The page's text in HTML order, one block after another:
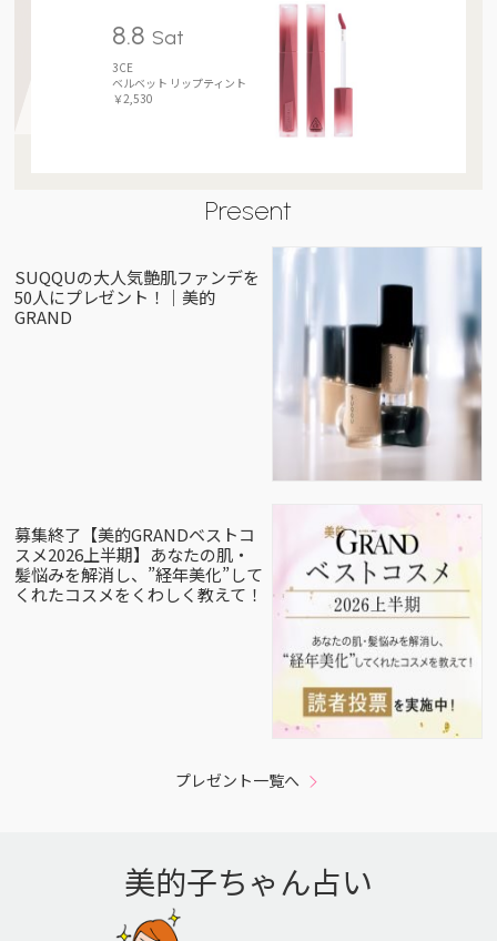
8.8 Sat
3CE
ベルベット リップティント
￥2,530
Present
SUQQUの大人気艶肌ファンデを
50人にプレゼント！｜美的
GRAND
募集終了【美的GRANDベストコ
スメ2026上半期】あなたの肌・
髪悩みを解消し、”経年美化”して
くれたコスメをくわしく教えて！
プレゼント一覧へ
美的子ちゃん占い